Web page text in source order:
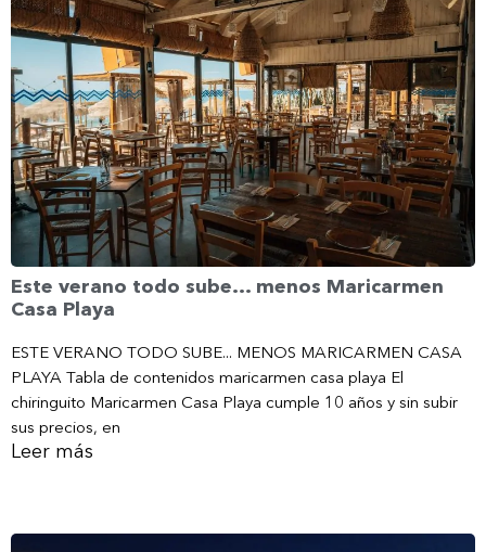
Este verano todo sube… menos Maricarmen
Casa Playa
ESTE VERANO TODO SUBE... MENOS MARICARMEN CASA
PLAYA Tabla de contenidos maricarmen casa playa El
chiringuito Maricarmen Casa Playa cumple 10 años y sin subir
sus precios, en
Leer más